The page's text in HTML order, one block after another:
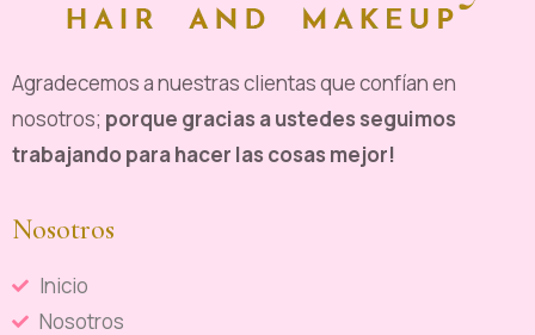
Agradecemos a nuestras clientas que confían en
nosotros; porque gracias a ustedes seguimos
trabajando para hacer las cosas mejor!
Nosotros
Inicio
Nosotros